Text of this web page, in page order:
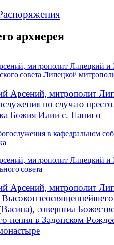
архиерея
митрополит Липецкий и
совета Липецкой
Арсений, митрополит
по случаю
Божия Илии с. Панино
в кафедральном
митрополит Липецкий и
совета
Арсений, митрополит
совершил
пения в Задонском